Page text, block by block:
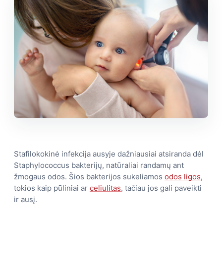
Stafilokokinė infekcija ausyje dažniausiai atsiranda dėl
Staphylococcus bakterijų, natūraliai randamų ant
žmogaus odos. Šios bakterijos sukeliamos odos ligos,
tokios kaip pūliniai ar celiulitas, tačiau jos gali paveikti
ir ausį.